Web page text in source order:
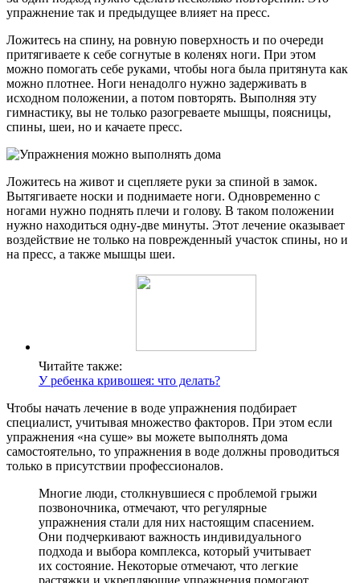
упражнение так и предыдущее влияет на пресс.
Ложитесь на спину, на ровную поверхность и по очереди
притягиваете к себе согнутые в коленях ноги. При этом
можно помогать себе руками, чтобы нога была притянута как
можно плотнее. Ноги ненадолго нужно задерживать в
исходном положении, а потом повторять. Выполняя эту
гимнастику, вы не только разогреваете мышцы, поясницы,
спины, шеи, но и качаете пресс.
Ложитесь на живот и сцепляете руки за спиной в замок.
Вытягиваете носки и поднимаете ноги. Одновременно с
ногами нужно поднять плечи и голову. В таком положении
нужно находиться одну-две минуты. Этот лечение оказывает
воздействие не только на поврежденный участок спины, но и
на пресс, а также мышцы шеи.
Читайте также:
У ребенка кривошея: что делать?
Чтобы начать лечение в воде упражнения подбирает
специалист, учитывая множество факторов. При этом если
упражнения «на суше» вы можете выполнять дома
самостоятельно, то упражнения в воде должны проводиться
только в присутствии профессионалов.
Многие люди, столкнувшиеся с проблемой грыжи
позвоночника, отмечают, что регулярные
упражнения стали для них настоящим спасением.
Они подчеркивают важность индивидуального
подхода и выбора комплекса, который учитывает
их состояние. Некоторые отмечают, что легкие
растяжки и укрепляющие упражнения помогают